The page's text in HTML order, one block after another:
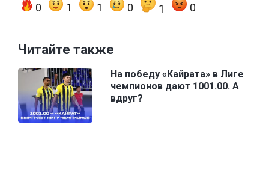
0 1 1 0 1 0
Читайте также
На победу «Кайрата» в Лиге
чемпионов дают 1001.00. А
вдруг?